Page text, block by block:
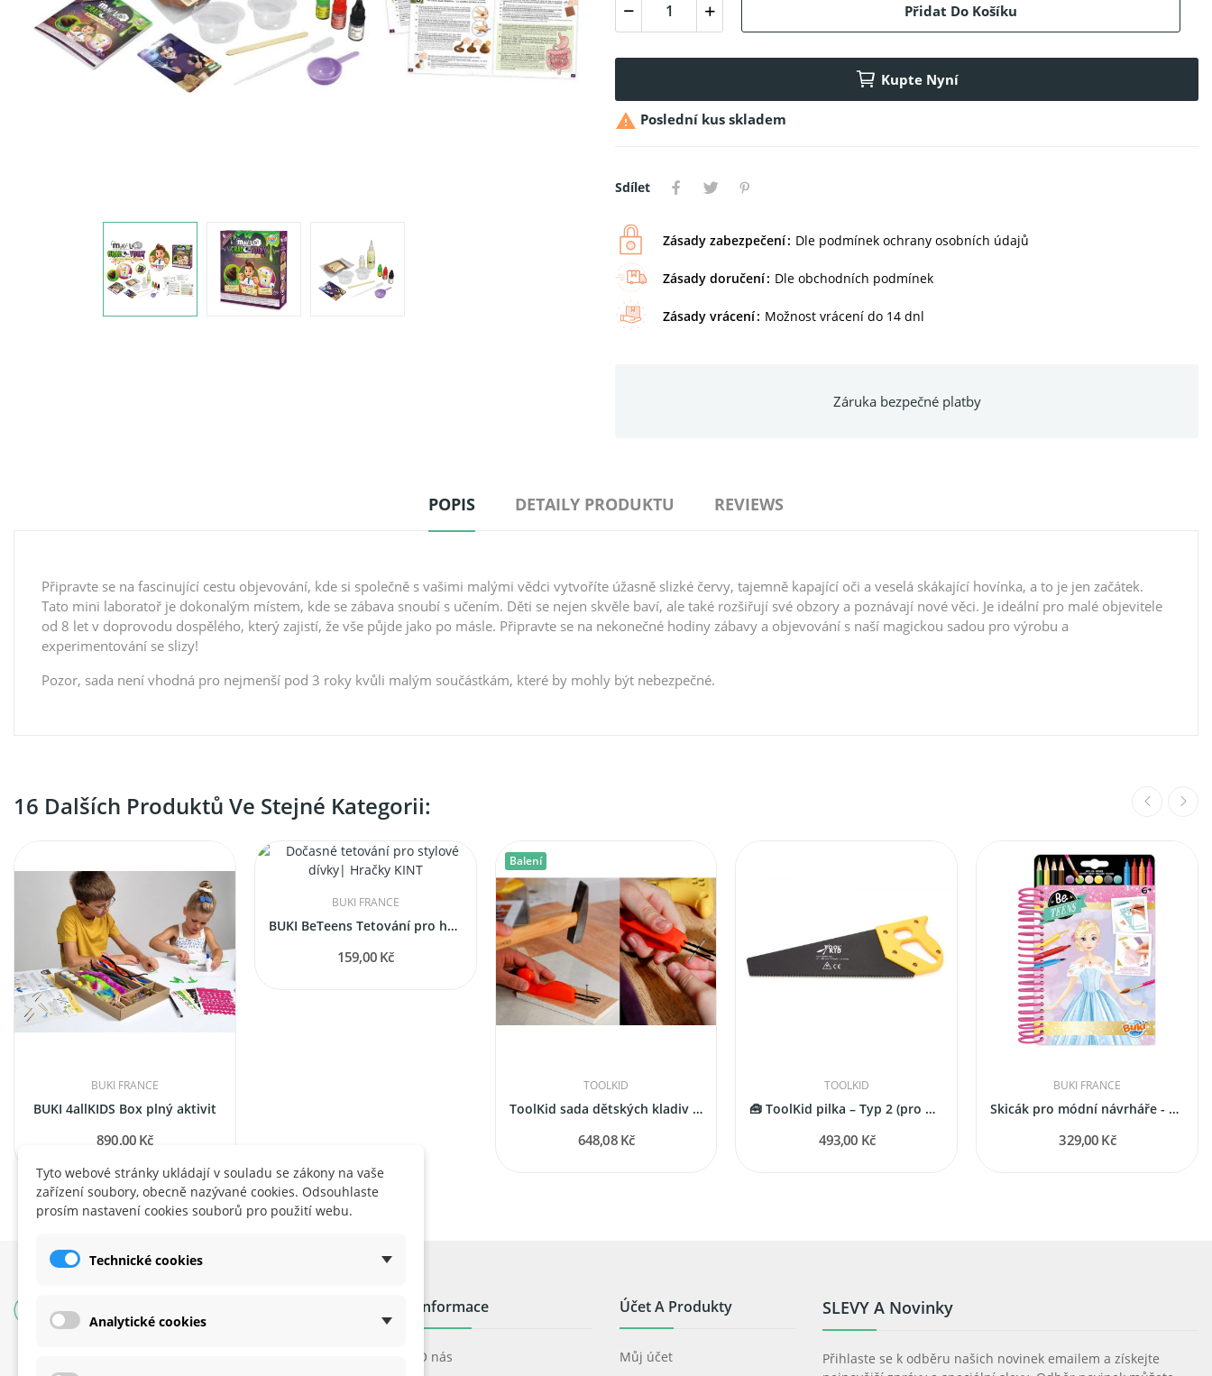
Přidat Do Košíku
Kupte Nyní
 Poslední kus skladem
Sdílet
Zásady zabezpečení Dle podmínek ochrany osobních údajů
Zásady doručení Dle obchodních podmínek
Zásady vrácení Možnost vrácení do 14 dnl
Záruka bezpečné platby
POPIS DETAILY PRODUKTU REVIEWS
Připravte se na fascinující cestu objevování, kde si společně s vašimi malými vědci vytvoříte úžasně slizké červy, tajemně kapající oči a veselá skákající hovínka, a to je jen začátek.
Tato mini laboratoř je dokonalým místem, kde se zábava snoubí s učením. Děti se nejen skvěle baví, ale také rozšiřují své obzory a poznávají nové věci. Je ideální pro malé objevitele
od 8 let v doprovodu dospělého, který zajistí, že vše půjde jako po másle. Připravte se na nekonečné hodiny zábavy a objevování s naší magickou sadou pro výrobu a
experimentování se slizy!
Pozor, sada není vhodná pro nejmenší pod 3 roky kvůli malým součástkám, které by mohly být nebezpečné.
16 Dalších Produktů Ve Stejné Kategorii:
BUKI FRANCE
BUKI 4allKIDS Box plný aktivit
890,00 Kč
BUKI FRANCE
BUKI BeTeens Tetování pro holky
159,00 Kč
Balení
TOOLKID
ToolKid sada dětských kladiv s držákem hřebíků...
648,08 Kč
TOOLKID
🧰 ToolKid pilka – Typ 2 (pro děti od 9 let)
493,00 Kč
BUKI FRANCE
Skicák pro módní návrháře - různé motivy
329,00 Kč
(+420) 722 333 721
Informace
O nás
Účet A Produkty
Můj účet
SLEVY A Novinky
Přihlaste se k odběru našich novinek emailem a získejte
Tyto webové stránky ukládají v souladu se zákony na vaše
zařízení soubory, obecně nazývané cookies. Odsouhlaste
prosím nastavení cookies souborů pro použití webu.
Technické cookies
Analytické cookies